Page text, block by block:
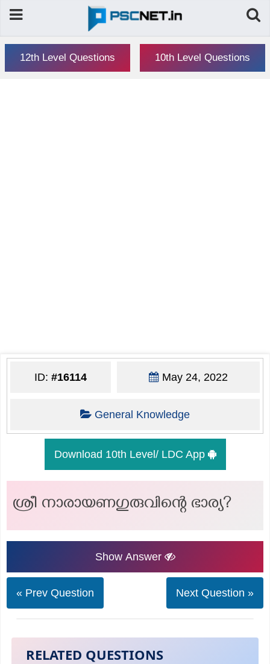
12th Level Questions 10th Level Questions
ID: #16114 May 24, 2022
General Knowledge
Download 10th Level/ LDC App
ശ്രീ നാരായണഗുരുവിന്റെ ഭാര്യ?
Show Answer
« Prev Question Next Question »
RELATED QUESTIONS